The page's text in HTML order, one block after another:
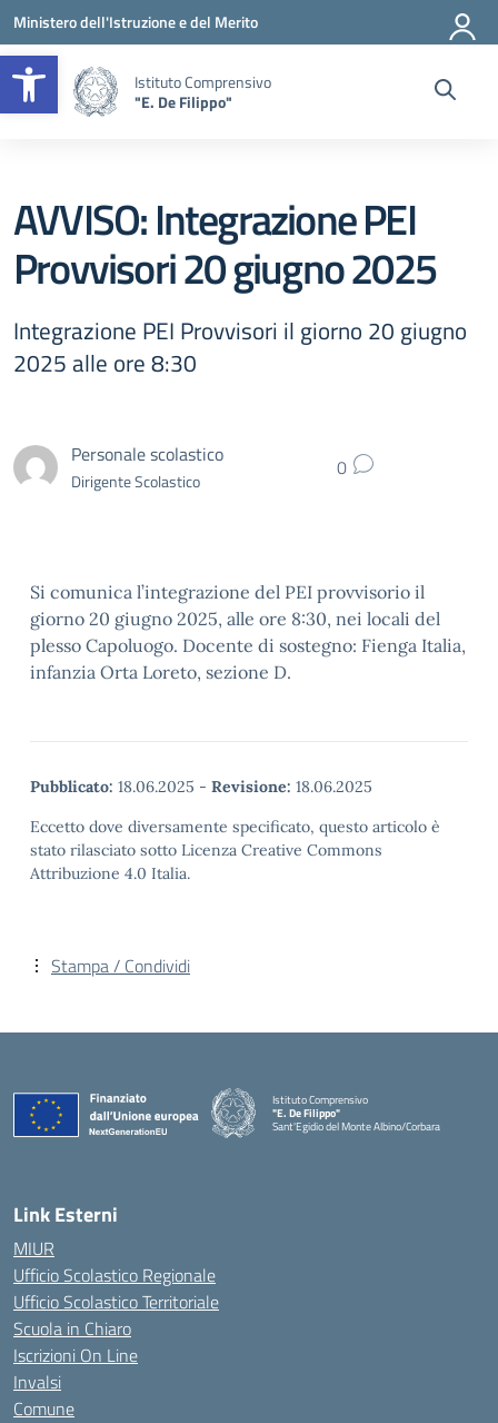
Apri la barra degli strumenti
Vai ai contenuti
Vai al menu di navigazione
Vai al footer
Ministero dell'Istruzione e del Merito
Istituto Comprensivo
"E. De Filippo"
AVVISO: Integrazione PEI
Provvisori 20 giugno 2025
Integrazione PEI Provvisori il giorno 20 giugno
2025 alle ore 8:30
Personale scolastico
Dirigente Scolastico 0
Si comunica l’integrazione del PEI provvisorio il
giorno 20 giugno 2025, alle ore 8:30, nei locali del
plesso Capoluogo. Docente di sostegno: Fienga Italia,
infanzia Orta Loreto, sezione D.
Pubblicato: 18.06.2025 - Revisione: 18.06.2025
Eccetto dove diversamente specificato, questo articolo è
stato rilasciato sotto Licenza Creative Commons
Attribuzione 4.0 Italia.
Stampa / Condividi
Istituto Comprensivo
"E. De Filippo"
Sant'Egidio del Monte Albino/Corbara
Link Esterni
MIUR
Ufficio Scolastico Regionale
Ufficio Scolastico Territoriale
Scuola in Chiaro
Iscrizioni On Line
Invalsi
Comune